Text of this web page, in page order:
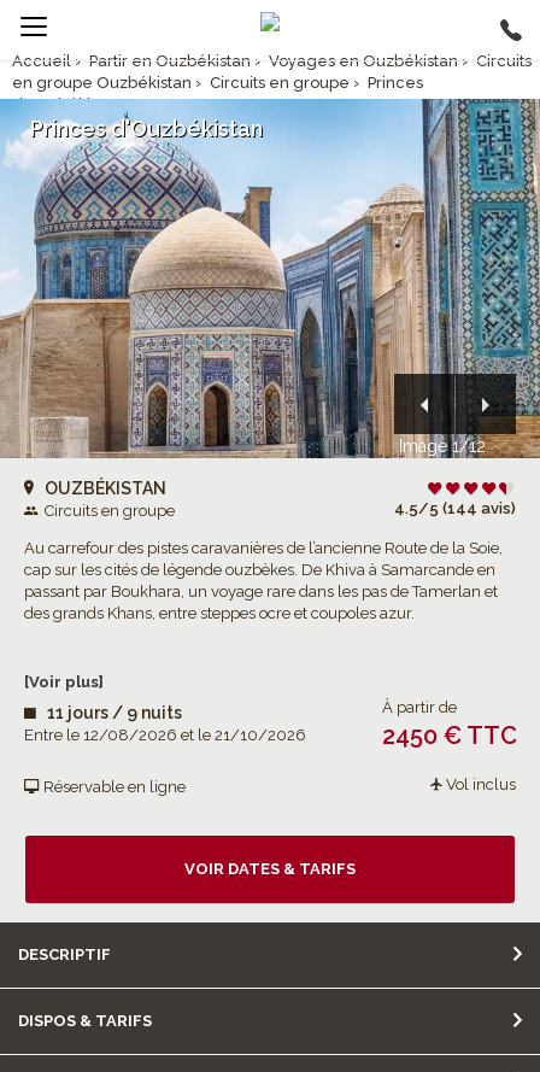
Accueil › Partir en Ouzbékistan › Voyages en Ouzbékistan › Circuits
en groupe Ouzbékistan › Circuits en groupe › Princes
d'Ouzbékistan
Image 1/12
Princes d'Ouzbékistan
OUZBÉKISTAN
Circuits en groupe 4.5/5 (144 avis)
Au carrefour des pistes caravanières de l’ancienne Route de la Soie,
cap sur les cités de légende ouzbèkes. De Khiva à Samarcande en
passant par Boukhara, un voyage rare dans les pas de Tamerlan et
des grands Khans, entre steppes ocre et coupoles azur.
[Voir plus]
11 jours / 9 nuits
Entre le 12/08/2026 et le 21/10/2026
À partir de
2450 € TTC
Réservable en ligne Vol inclus
VOIR DATES & TARIFS
DESCRIPTIF
DISPOS & TARIFS